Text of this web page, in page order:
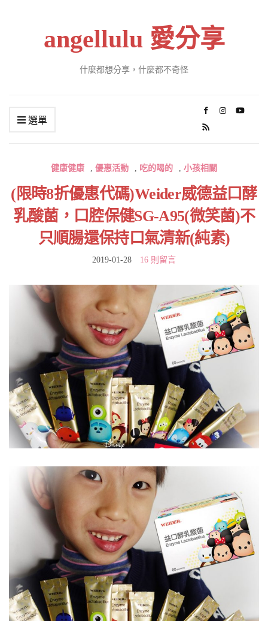
angellulu 愛分享
什麼都想分享，什麼都不奇怪
選單
健康健康 , 優惠活動 , 吃的喝的 , 小孩相關
(限時8折優惠代碼)Weider威德益口酵
乳酸菌，口腔保健SG-A95(微笑菌)不
只順腸還保持口氣清新(純素)
2019-01-28 16 則留言